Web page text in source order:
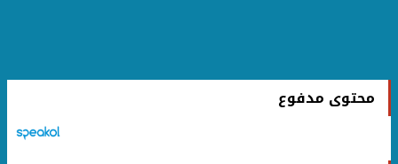
محتوى مدفوع